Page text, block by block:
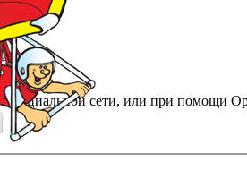
социальной сети, или при помощи